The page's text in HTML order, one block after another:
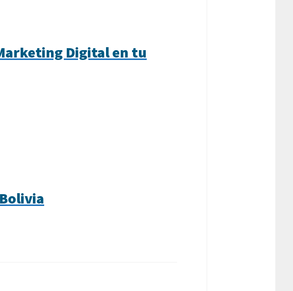
Digital en tu